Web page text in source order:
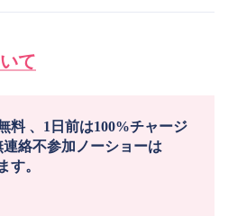
て
料 、1日前は100%チャージ
絡不参加ノーショーは
す。